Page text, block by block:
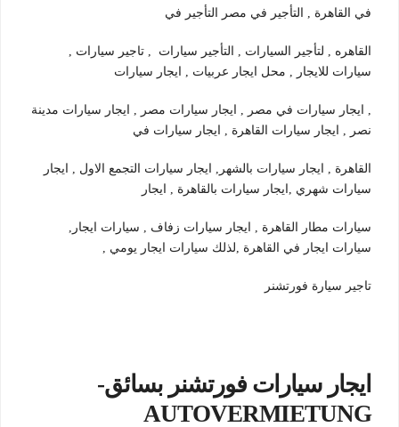
في القاهرة , التأجير في مصر التأجير في
القاهره , لتأجير السيارات , التأجير سيارات , تاجير سيارات ,
سيارات للايجار , محل ايجار عربيات , ايجار سيارات
, ايجار سيارات في مصر , ايجار سيارات مصر , ايجار سيارات مدينة
نصر , ايجار سيارات القاهرة , ايجار سيارات في
القاهرة , ايجار سيارات بالشهر, ايجار سيارات التجمع الاول , ايجار
سيارات شهري ,ايجار سيارات بالقاهرة , ايجار
سيارات مطار القاهرة , ايجار سيارات زفاف , سيارات ايجار,
سيارات ايجار في القاهرة ,لذلك سيارات ايجار يومي ,
تاجير سيارة فورتشنر
ايجار سيارات فورتشنر بسائق-
AUTOVERMIETUNG